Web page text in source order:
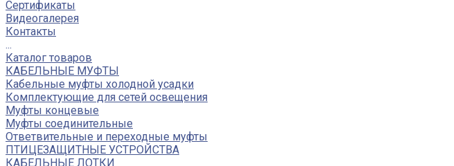
Сертификаты
Видеогалерея
Контакты
...
Каталог товаров
КАБЕЛЬНЫЕ МУФТЫ
Кабельные муфты холодной усадки
Комплектующие для сетей освещения
Муфты концевые
Муфты соединительные
Ответвительные и переходные муфты
ПТИЦЕЗАЩИТНЫЕ УСТРОЙСТВА
КАБЕЛЬНЫЕ ЛОТКИ